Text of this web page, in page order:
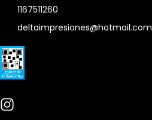
1167511260
deltaimpresiones@hotmail.com